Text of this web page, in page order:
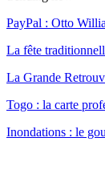
PayPal : Otto
La fête
La Grande
Togo : la carte
Inondations : le